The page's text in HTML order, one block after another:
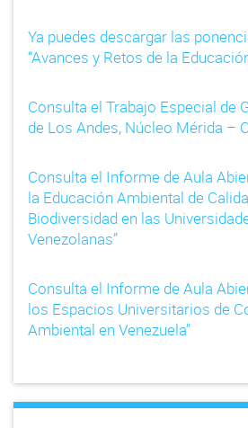
Ya puedes descargar las
“Avances y Retos de la
Consulta el Trabajo Especial de
de Los Andes, Núcleo Mérida –
Consulta el Informe de Aula
la Educación Ambiental de
Biodiversidad en las
Venezolanas”
Consulta el Informe de Aula
los Espacios Universitarios de
Ambiental en Venezuela”